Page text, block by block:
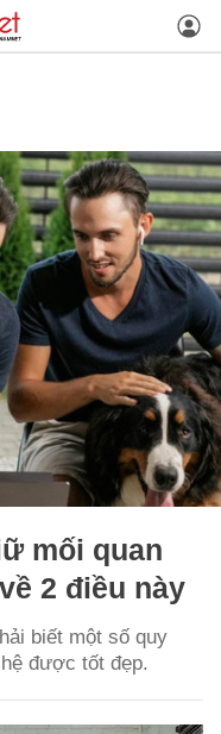
mối quan
2 điều này
biết một số quy
được tốt đẹp.